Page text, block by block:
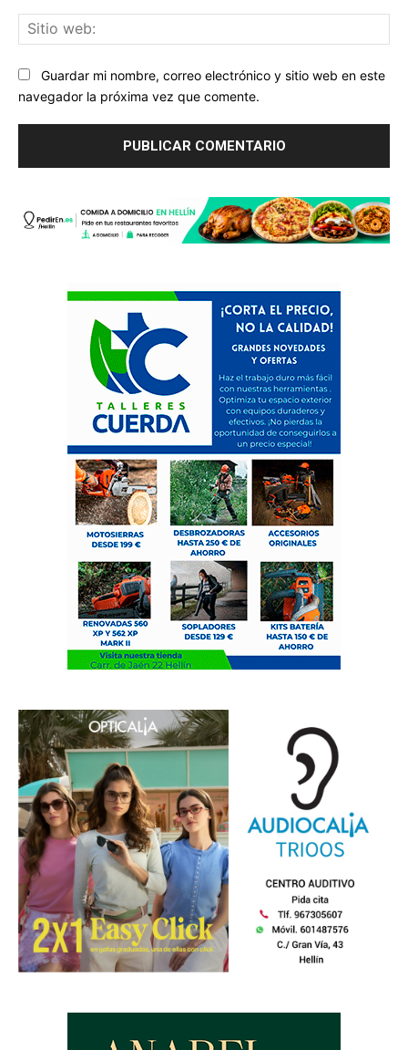
Guardar mi nombre, correo electrónico y sitio web en este
navegador la próxima vez que comente.